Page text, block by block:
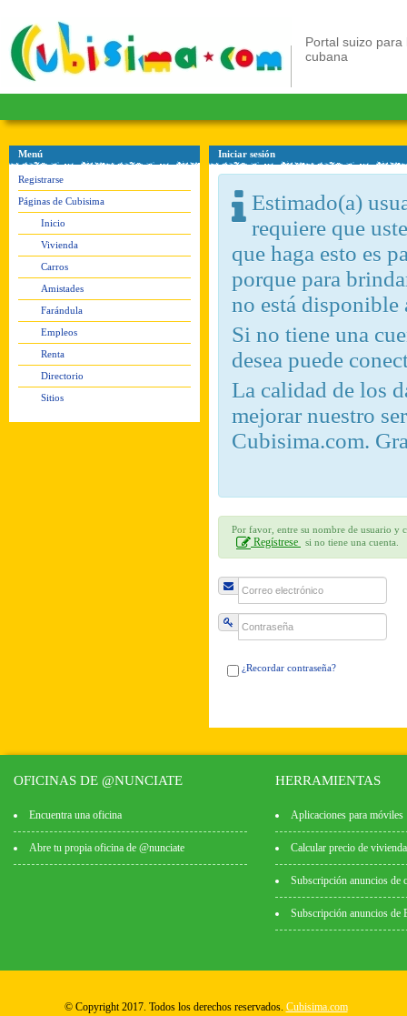
Portal suizo para
cubana
Menú
Registrarse
Páginas de Cubisima
Inicio
Vivienda
Carros
Amistades
Farándula
Empleos
Renta
Directorio
Sitios
Iniciar sesión
Estimado(a)
requiere que
que haga esto es
porque para
no está disponible
Si no tiene una
desea puede
La calidad de los
mejorar nuestro
Cubisima.com.
Por favor, entre su nombre de usuario y
Regístrese si no tiene una cuenta.
¿Recordar contraseña?
OFICINAS DE @NUNCIATE
Encuentra una oficina
Abre tu propia oficina de @nunciate
HERRAMIENTAS
Aplicaciones para móviles
Calcular precio de vivienda
Subscripción anuncios de
Subscripción anuncios de
© Copyright 2017. Todos los derechos reservados. Cubisima.com